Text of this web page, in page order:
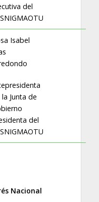
del
Isabel
Junta de
del
Nacional